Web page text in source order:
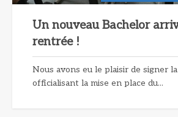
Un nouveau Bachelor
rentrée !
Nous avons eu le plaisir de signer
officialisant la mise en place du...